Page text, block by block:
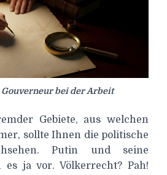
bei der Arbeit
Gebiete, aus welchen
sollte Ihnen die politische
Putin und seine
es ja vor. Völkerrecht? Pah!